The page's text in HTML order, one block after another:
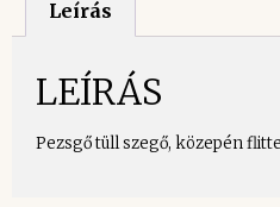
Leírás
LEÍRÁS
Pezsgő tüll szegő, közepén